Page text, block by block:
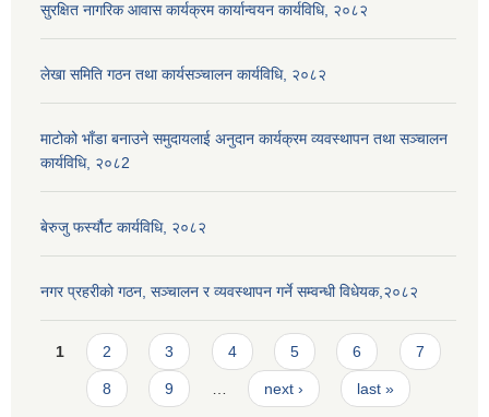
सुरक्षित नागरिक आवास कार्यक्रम कार्यान्वयन कार्यविधि, २०८२
लेखा समिति गठन तथा कार्यसञ्चालन कार्यविधि, २०८२
माटोको भाँडा बनाउने समुदायलाई अनुदान कार्यक्रम व्यवस्थापन तथा सञ्चालन
कार्यविधि, २०८2
बेरुजु फर्स्यौट कार्यविधि, २०८२
नगर प्रहरीको गठन, सञ्चालन र व्यवस्थापन गर्ने सम्वन्धी विधेयक,२०८२
Pages
1 2 3 4 5 6 7
8 9 next › last »